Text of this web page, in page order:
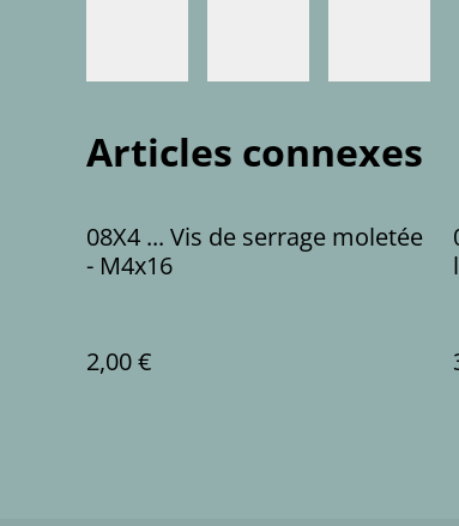
Articles connexes
08X4 ... Vis de serrage moletée
- M4x16
2,00 €